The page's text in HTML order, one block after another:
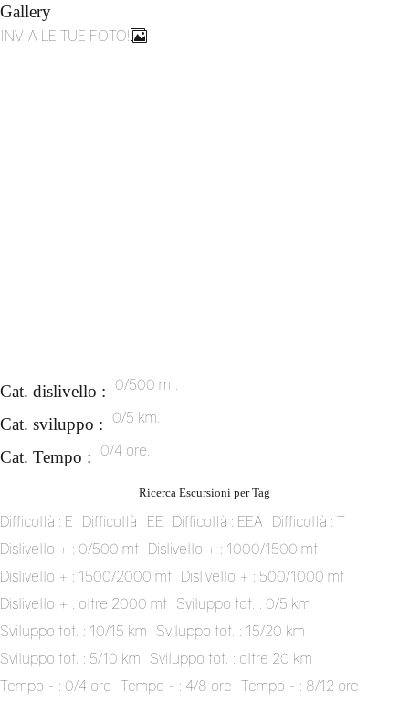
Gallery
INVIA LE TUE FOTO!
Cat. dislivello : 0/500 mt.
Cat. sviluppo : 0/5 km.
Cat. Tempo : 0/4 ore.
Ricerca Escursioni per Tag
Difficoltà : E Difficoltà : EE Difficoltà : EEA Difficoltà : T
Dislivello + : 0/500 mt Dislivello + : 1000/1500 mt
Dislivello + : 1500/2000 mt Dislivello + : 500/1000 mt
Dislivello + : oltre 2000 mt Sviluppo tot. : 0/5 km
Sviluppo tot. : 10/15 km Sviluppo tot. : 15/20 km
Sviluppo tot. : 5/10 km Sviluppo tot. : oltre 20 km
Tempo ~ : 0/4 ore Tempo ~ : 4/8 ore Tempo ~ : 8/12 ore